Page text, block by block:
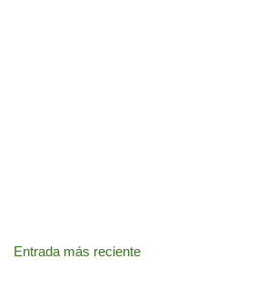
Entrada más reciente